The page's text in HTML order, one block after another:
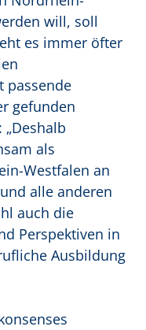
will, soll
es immer öfter
passende
gefunden
als
Westfalen an
alle anderen
auch die
Perspektiven in
Ausbildung